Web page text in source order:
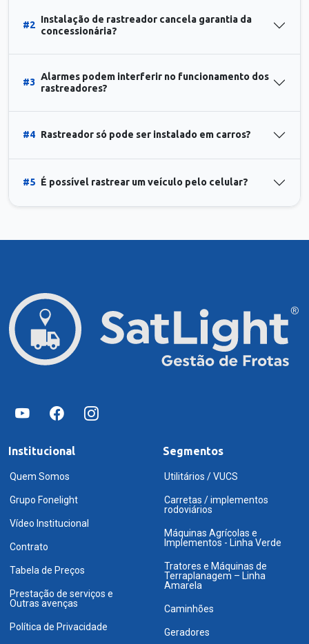
#2
Instalação de rastreador cancela garantia da
concessionária?
#3
Alarmes podem interferir no funcionamento dos
rastreadores?
#4 Rastreador só pode ser instalado em carros?
#5 É possível rastrear um veículo pelo celular?
Institucional
Quem Somos
Grupo Fonelight
Vídeo Institucional
Contrato
Tabela de Preços
Prestação de serviços e
Outras avenças
Política de Privacidade
Segmentos
Utilitários / VUCS
Carretas / implementos
rodoviários
Máquinas Agrícolas e
Implementos - Linha Verde
Tratores e Máquinas de
Terraplanagem – Linha
Amarela
Caminhões
Geradores